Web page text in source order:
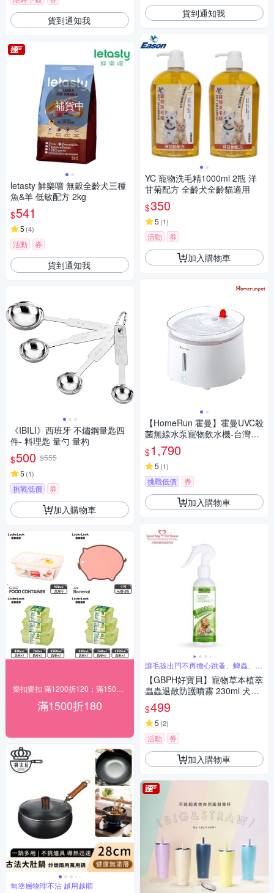
貨到通知我
補貨中
letasty 鮮樂嚐 無穀全齡犬三種
魚&羊 低敏配方 2kg
$541
5 (4)
活動 券
貨到通知我
《IBILI》西班牙 不鏽鋼量匙四
件- 料理匙 量勺 量杓
$500 $555
5 (1)
挑戰低價 券
加入購物車
滿1500折180
無塗層物理不沾 越用越順
貨到通知我
YC 寵物洗毛精1000ml 2瓶 洋
甘菊配方 全齡犬全齡貓適用
$350
5 (1)
活動 券
加入購物車
【HomeRun 霍曼】霍曼UVC殺
菌無線水泵寵物飲水機-台灣專
用版(原廠保固一年)
$1,790
5 (1)
挑戰低價 券
加入購物車
讓毛孩出門不再擔心跳蚤、蜱蟲、蚊
子叮咬
【GBPH好寶貝】寵物草本植萃
蟲蟲退散防護噴霧 230ml 犬貓
通用遠離蟲蟲危機長效防護外
出必備
$499
5 (2)
活動 券
加入購物車